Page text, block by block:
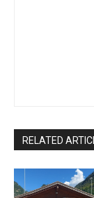
RELATED